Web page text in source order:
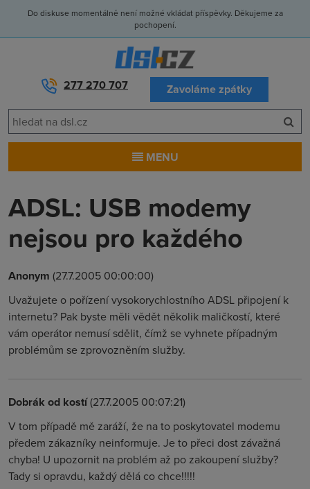
Do diskuse momentálně není možné vkládat příspěvky. Děkujeme za
pochopení.
277 270 707 Zavoláme zpátky
MENU
ADSL: USB modemy
nejsou pro každého
Anonym (27.7.2005 00:00:00)
Uvažujete o pořízení vysokorychlostního ADSL připojení k
internetu? Pak byste měli vědět několik maličkostí, které
vám operátor nemusí sdělit, čímž se vyhnete případným
problémům se zprovozněním služby.
Dobrák od kostí(27.7.2005 00:07:21)
V tom případě mě zaráží, že na to poskytovatel modemu
předem zákazníky neinformuje. Je to přeci dost závažná
chyba! U upozornit na problém až po zakoupení služby?
Tady si opravdu, každý dělá co chce!!!!!